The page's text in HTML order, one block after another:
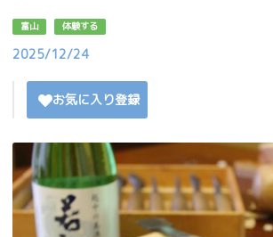
富山 体験する
2025/12/24
お気に入り登録